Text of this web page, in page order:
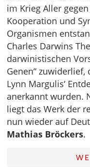
im Krieg Aller
Kooperation und
Organismen
Charles Darwins
darwinistischen
Genen“ zuwiderlief,
Lynn Margulis‘
anerkannt wurden.
liegt das Werk der
nun wieder auf
Mathias Bröckers.